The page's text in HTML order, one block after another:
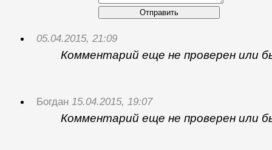
Отправить
05.04.2015, 21:09
Комментарий еще не проверен или
Богдан 15.04.2015, 19:07
Комментарий еще не проверен или